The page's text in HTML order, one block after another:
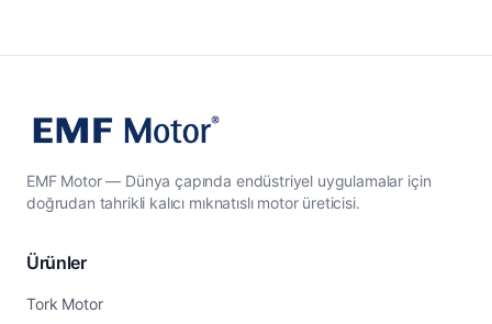
EMF Motor — Dünya çapında endüstriyel uygulamalar için
doğrudan tahrikli kalıcı mıknatıslı motor üreticisi.
Ürünler
Tork Motor